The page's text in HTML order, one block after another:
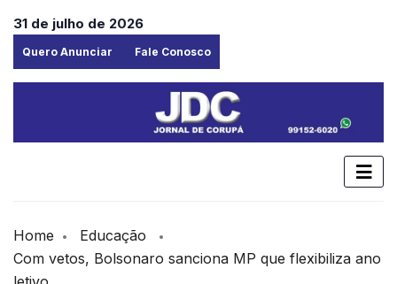
31 de julho de 2026
Quero Anunciar Fale Conosco
Home
Educação
Com vetos, Bolsonaro sanciona MP que flexibiliza ano